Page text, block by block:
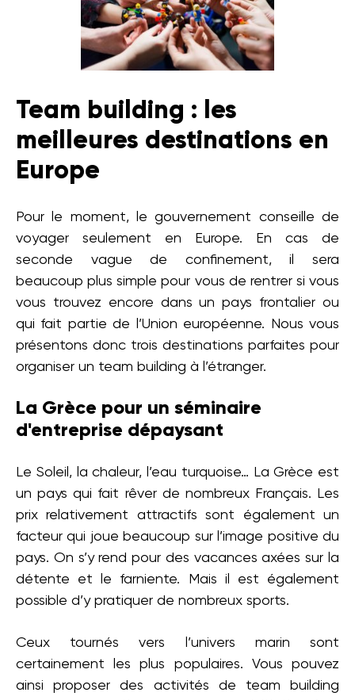
Team building : les
meilleures destinations en
Europe
Pour le moment, le gouvernement conseille de
voyager seulement en Europe. En cas de
seconde vague de confinement, il sera
beaucoup plus simple pour vous de rentrer si vous
vous trouvez encore dans un pays frontalier ou
qui fait partie de l’Union européenne. Nous vous
présentons donc trois destinations parfaites pour
organiser un team building à l’étranger.
La Grèce pour un séminaire
d'entreprise dépaysant
Le Soleil, la chaleur, l’eau turquoise… La Grèce est
un pays qui fait rêver de nombreux Français. Les
prix relativement attractifs sont également un
facteur qui joue beaucoup sur l’image positive du
pays. On s’y rend pour des vacances axées sur la
détente et le farniente. Mais il est également
possible d’y pratiquer de nombreux sports.
Ceux tournés vers l’univers marin sont
certainement les plus populaires. Vous pouvez
ainsi proposer des activités de team building